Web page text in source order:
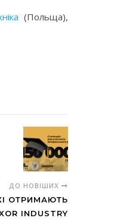
(Польща),
ДО НОВІШИХ
ОТРИМАЮТЬ
INDUSTRY